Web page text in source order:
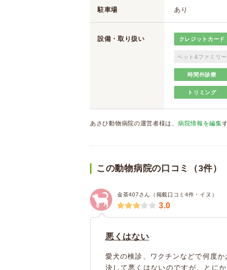
駐車場 あり
設備・取り扱い クレジットカード
ペット&ファミリー
時間外診療
トリミング
あさひ動物病院の運営者様は、 病院情報を編集
この動物病院の口コミ（3件）
金茶407さん（掲載口コミ4件・イヌ）
3.0
悪くはない
愛犬の検診、ワクチンなどで何度か
決して悪くはないのですが、とに